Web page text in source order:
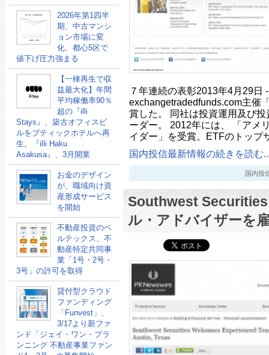
2026年第1四半
期、中古マンシ
ョン市場に変
化、都心5区で
値下げ圧力強まる
【一棟再生で収
益最大化】年間
平均稼働率90％
超の『illi
Stays』、築古オフィスビ
ルをブティックホテルへ再
生。『illi Haku
Asakusa』、3月開業
お金のデザイン
が、職域向け資
産形成サービス
を開始
不動産投資のベ
ルテックス、不
動産特定共同事
業「1号・2号・
3号」の許可を取得
貸付型クラウド
ファンディング
「Funvest」、
3/17より新ファ
ンド「ジェイ・ワン・プラ
ンニング 不動産事業ファン
７年連続の表彰2013年4月29日
exchangetradedfunds.com主催
賞した。 同社は投資運用及び
ーダー。 2012年には、 「アメ
イダー」を受賞。ETFのトッ
国内投信最新情報の続きを読む
国内投
Southwest
ル・アドバイザーを